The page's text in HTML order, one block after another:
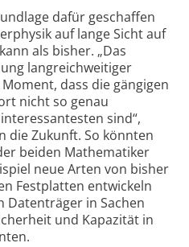
dafür geschaffen
auf lange Sicht auf
als bisher. „Das
lang­reich­weitiger
dass die gängigen
nicht so genau
sind“,
die Zukunft. So könnten
beiden Mathematiker
neue Arten von bisher
Festplatten entwickeln
Datenträger in Sachen
und Kapazität in